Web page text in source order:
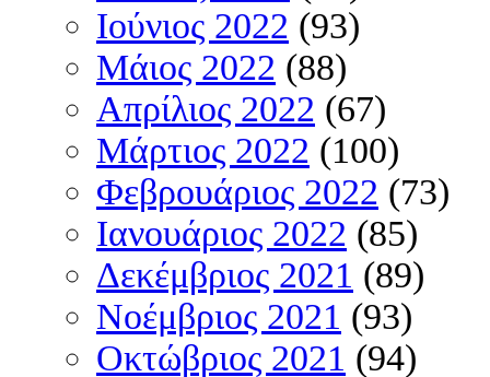
Ιούνιος 2022 (93)
Μάιος 2022 (88)
Απρίλιος 2022 (67)
Μάρτιος 2022 (100)
Φεβρουάριος 2022 (73)
Ιανουάριος 2022 (85)
Δεκέμβριος 2021 (89)
Νοέμβριος 2021 (93)
Οκτώβριος 2021 (94)